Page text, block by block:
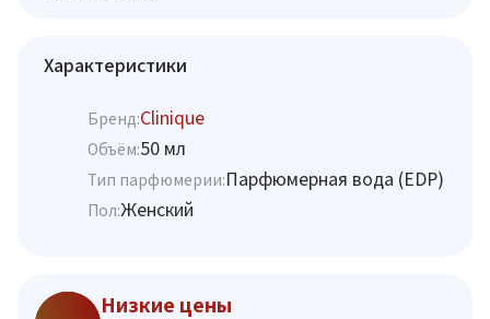
Характеристики
Бренд:Clinique
Объём:50 мл
Тип парфюмерии:Парфюмерная вода (EDP)
Пол:Женский
Низкие цены